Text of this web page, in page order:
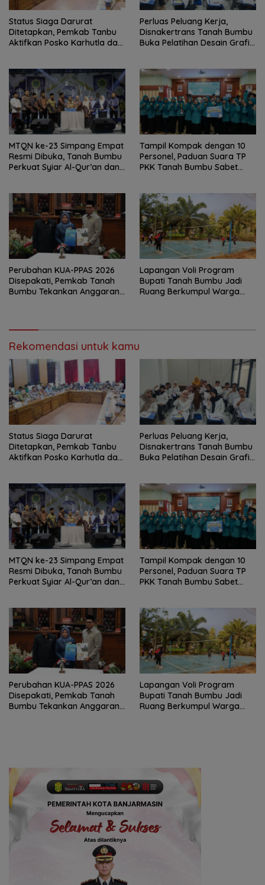
Status Siaga Darurat
Ditetapkan, Pemkab Tanbu
Aktifkan Posko Karhutla dan
Perluas Peluang Kerja,
Disnakertrans Tanah Bumbu
Buka Pelatihan Desain Grafis
MTQN ke-23 Simpang Empat
Resmi Dibuka, Tanah Bumbu
Perkuat Syiar Al-Qur’an dan
Tampil Kompak dengan 10
Personel, Paduan Suara TP
PKK Tanah Bumbu Sabet
Perubahan KUA-PPAS 2026
Disepakati, Pemkab Tanah
Bumbu Tekankan Anggaran
Lapangan Voli Program
Bupati Tanah Bumbu Jadi
Ruang Berkumpul Warga
Rekomendasi untuk kamu
Status Siaga Darurat
Ditetapkan, Pemkab Tanbu
Aktifkan Posko Karhutla dan
Perluas Peluang Kerja,
Disnakertrans Tanah Bumbu
Buka Pelatihan Desain Grafis
MTQN ke-23 Simpang Empat
Resmi Dibuka, Tanah Bumbu
Perkuat Syiar Al-Qur’an dan
Tampil Kompak dengan 10
Personel, Paduan Suara TP
PKK Tanah Bumbu Sabet
Perubahan KUA-PPAS 2026
Disepakati, Pemkab Tanah
Bumbu Tekankan Anggaran
Lapangan Voli Program
Bupati Tanah Bumbu Jadi
Ruang Berkumpul Warga